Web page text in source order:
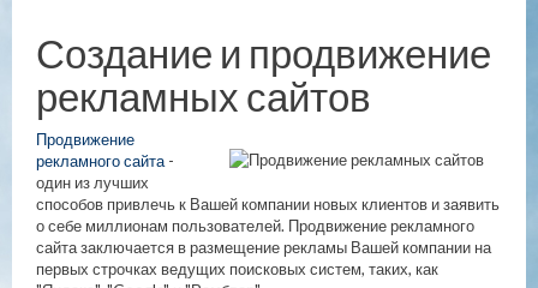
Создание и продвижение
рекламных сайтов
Продвижение
рекламного сайта-
один из лучших
способов привлечь к Вашей компании новых клиентов и заявить
о себе миллионам пользователей. Продвижение рекламного
сайта заключается в размещение рекламы Вашей компании на
первых строчках ведущих поисковых систем, таких, как